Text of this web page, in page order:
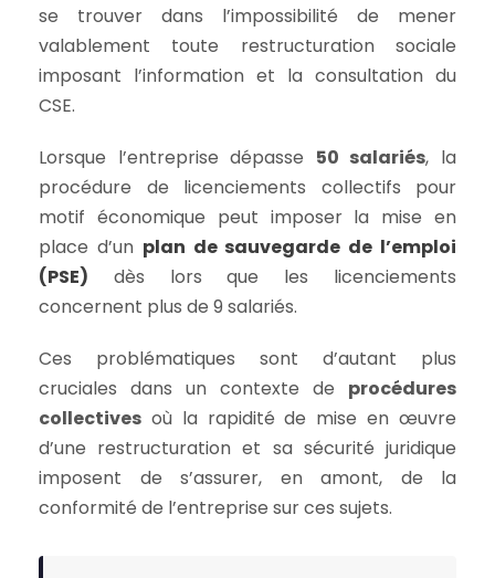
se trouver dans l’impossibilité de mener
valablement toute restructuration sociale
imposant l’information et la consultation du
CSE.
Lorsque l’entreprise dépasse 50 salariés, la
procédure de licenciements collectifs pour
motif économique peut imposer la mise en
place d’un plan de sauvegarde de l’emploi
(PSE) dès lors que les licenciements
concernent plus de 9 salariés.
Ces problématiques sont d’autant plus
cruciales dans un contexte de procédures
collectives où la rapidité de mise en œuvre
d’une restructuration et sa sécurité juridique
imposent de s’assurer, en amont, de la
conformité de l’entreprise sur ces sujets.